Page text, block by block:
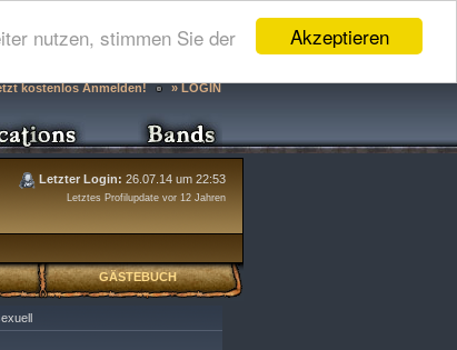
Akzeptieren
nutzen, stimmen Sie der
kostenlos Anmelden! » LOGIN
Letzter Login: 26.07.14 um 22:53
Letztes Profilupdate vor 12 Jahren
GÄSTEBUCH